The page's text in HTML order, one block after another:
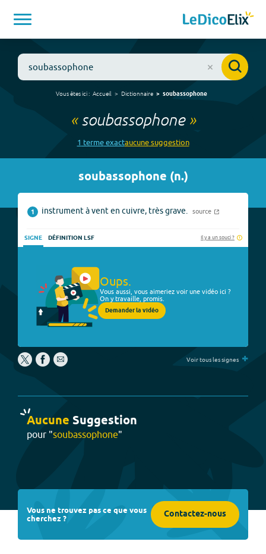
Vous êtes ici : Accueil Dictionnaire soubassophone
«soubassophone»
1 termeexactaucunesuggestion
soubassophone (n.)
1 instrument à vent en cuivre, très grave. source
SIGNE DÉFINITION LSF Il y a un souci ?
Oups.
Vous aussi, vous aimeriez voir une vidéo ici ?
On y travaille, promis.
Demander la vidéo
Voir tous les signes +
Aucune Suggestion
pour "soubassophone"
Vous ne trouvez pas ce que vous
cherchez ? Contactez-nous